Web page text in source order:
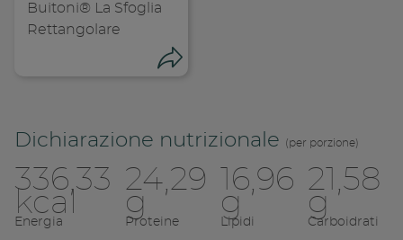
Copia
Dichiarazione nutrizionale (per porzione)
336,33
kcal
Energia
24,29
g
Proteine
16,96
g
Lipidi
21,58
g
Carboidrati
Buitoni® La Sfoglia
Rettangolare
Condividi su